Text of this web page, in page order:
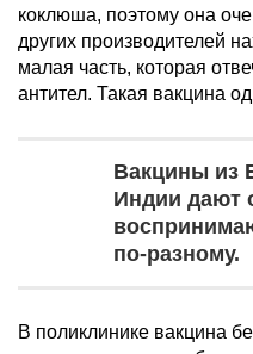
коклюша, поэтому она
других производителей
малая часть, которая
антител. Такая вакцина
Вакцины из
Индии дают
по-разному.
В поликлинике вакцина